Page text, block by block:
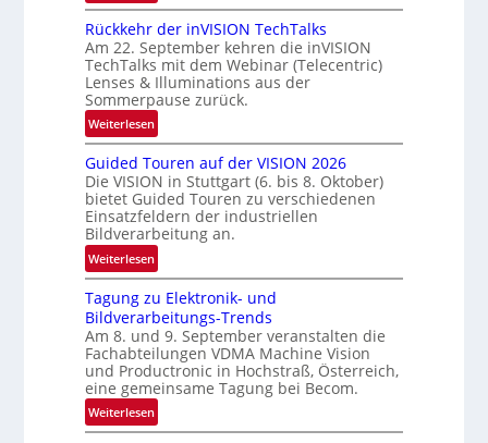
U
n
b
e
g
r
e
z
t
e
M
ö
g
l
i
c
h
k
e
i
Rückkehr der inVISION TechTalks
Am 22. September kehren die inVISION
TechTalks mit dem Webinar (Telecentric)
Lenses & Illuminations aus der
Sommerpause zurück.
Weiterlesen:
R
ü
c
k
k
e
h
d
e
r
i
n
V
I
Guided Touren auf der VISION 2026
Die VISION in Stuttgart (6. bis 8. Oktober)
bietet Guided Touren zu verschiedenen
Einsatzfeldern der industriellen
Bildverarbeitung an.
Weiterlesen:
G
u
i
d
e
d
T
o
Tagung zu Elektronik- und
Bildverarbeitungs-Trends
Am 8. und 9. September veranstalten die
Fachabteilungen VDMA Machine Vision
und Productronic in Hochstraß, Österreich,
eine gemeinsame Tagung bei Becom.
Weiterlesen:
T